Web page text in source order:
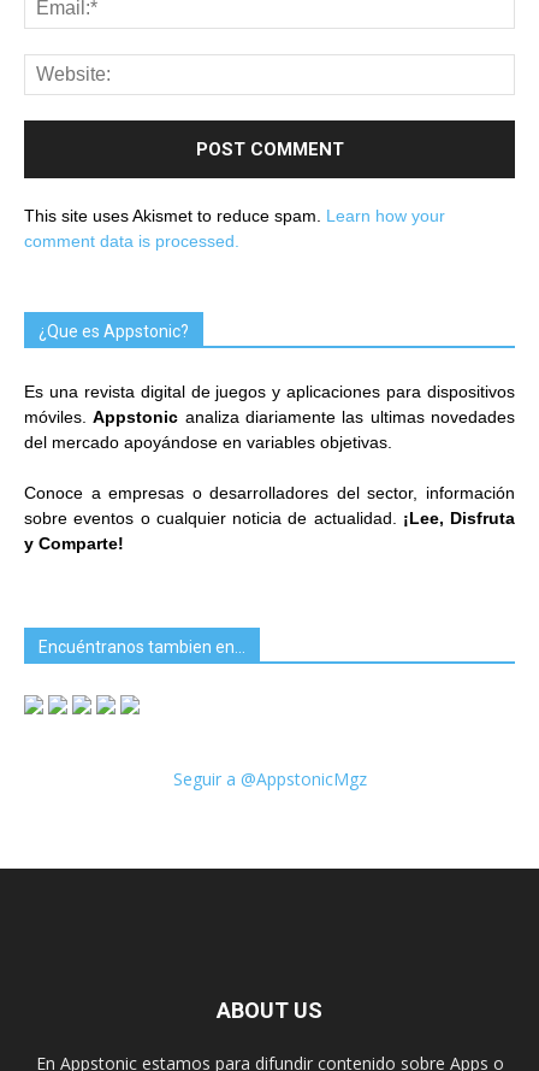
This site uses Akismet to reduce spam. Learn how your
comment data is processed.
¿Que es Appstonic?
Es una revista digital de juegos y aplicaciones para dispositivos
móviles.Appstonic analiza diariamente las ultimas novedades
del mercado apoyándose en variables objetivas.
Conoce a empresas o desarrolladores del sector, información
sobre eventos o cualquier noticia de actualidad. ¡Lee, Disfruta
y Comparte!
Encuéntranos tambien en…
Seguir a @AppstonicMgz
ABOUT US
En Appstonic estamos para difundir contenido sobre Apps o